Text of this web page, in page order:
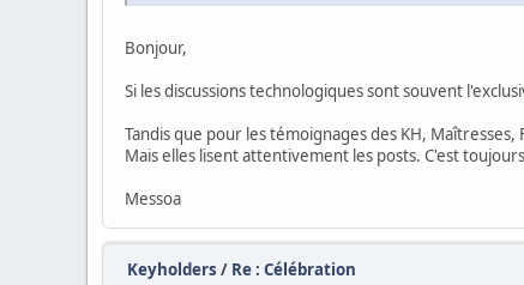
Bonjour,
Si les discussions technologiques sont souvent
Tandis que pour les témoignages des KH,
Mais elles lisent attentivement les posts. C'est
Messoa
Keyholders / Re : Célébration